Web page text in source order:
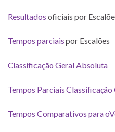
Resultados oficiais por
Tempos parciais por Escalões
Classificação Geral Absoluta
Tempos Parciais
Tempos Comparativos para